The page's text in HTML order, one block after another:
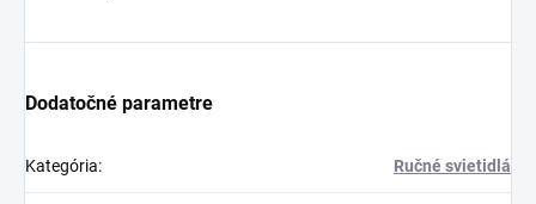
Dodatočné parametre
Kategória: Ručné svietidlá